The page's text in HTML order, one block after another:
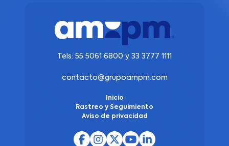
Tels: 55 5061 6800 y 33 3777 1111
contacto@grupoampm.com
Inicio
Rastreo y Seguimiento
Aviso de privacidad